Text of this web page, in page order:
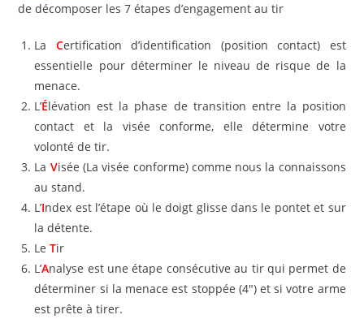
de décomposer les 7 étapes d’engagement au tir
La Certification d’identification (position contact) est
essentielle pour déterminer le niveau de risque de la
menace.
L’Élévation est la phase de transition entre la position
contact et la visée conforme, elle détermine votre
volonté de tir.
La Visée (La visée conforme) comme nous la connaissons
au stand.
L’Index est l’étape où le doigt glisse dans le pontet et sur
la détente.
LeTir
L’Analyse est une étape consécutive au tir qui permet de
déterminer si la menace est stoppée (4″) et si votre arme
est prête à tirer.